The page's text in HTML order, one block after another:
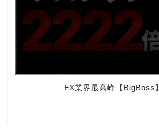
FX業界最高峰【BigBoss】